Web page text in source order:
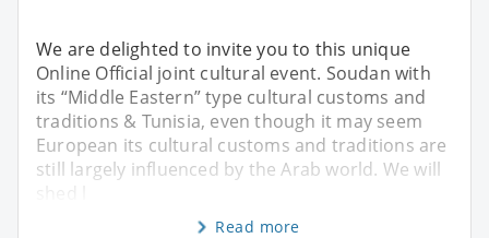
We are delighted to invite you to this unique
Online Official joint cultural event. Soudan with
its “Middle Eastern” type cultural customs and
traditions & Tunisia, even though it may seem
European its cultural customs and traditions are
still largely influenced by the Arab world. We will
Read more